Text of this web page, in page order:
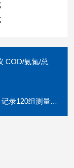
氮/总磷/总氮分析
120组测量数据